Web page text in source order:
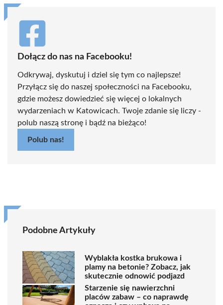
Dołącz do nas na Facebooku!
Odkrywaj, dyskutuj i dziel się tym co najlepsze!
Przyłącz się do naszej społeczności na Facebooku,
gdzie możesz dowiedzieć się więcej o lokalnych
wydarzeniach w Katowicach. Twoje zdanie się liczy -
polub naszą stronę i bądź na bieżąco!
Polub nas!
Podobne Artykuły
Wyblakła kostka brukowa i
plamy na betonie? Zobacz, jak
skutecznie odnowić podjazd
Starzenie się nawierzchni
placów zabaw – co naprawdę